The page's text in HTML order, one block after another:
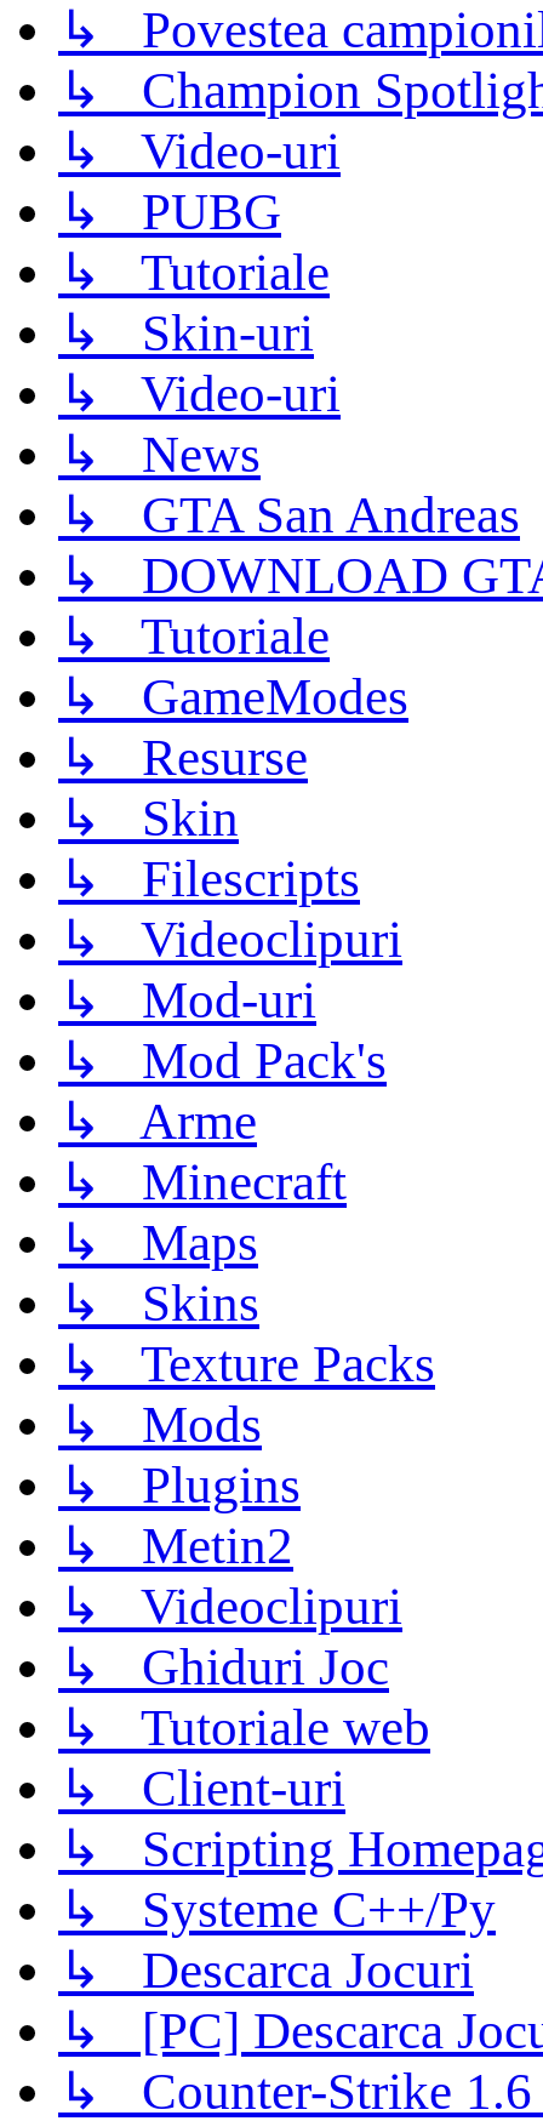
↳ Povestea
↳ Champion
↳ Video-uri
↳ PUBG
↳ Tutoriale
↳ Skin-uri
↳ Video-uri
↳ News
↳ GTA San Andreas
↳ DOWNLOAD
↳ Tutoriale
↳ GameModes
↳ Resurse
↳ Skin
↳ Filescripts
↳ Videoclipuri
↳ Mod-uri
↳ Mod Pack's
↳ Arme
↳ Minecraft
↳ Maps
↳ Skins
↳ Texture Packs
↳ Mods
↳ Plugins
↳ Metin2
↳ Videoclipuri
↳ Ghiduri Joc
↳ Tutoriale web
↳ Client-uri
↳ Scripting
↳ Systeme C++/Py
↳ Descarca Jocuri
↳ [PC] Descarca
↳ Counter-Strike 1.6